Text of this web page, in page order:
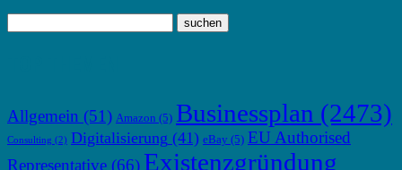
Allgemein (51) Amazon (5) Businessplan (2473)
Consulting (2) Digitalisierung (41) eBay (5) EU Authorised
Representative (66) Existenzgründung